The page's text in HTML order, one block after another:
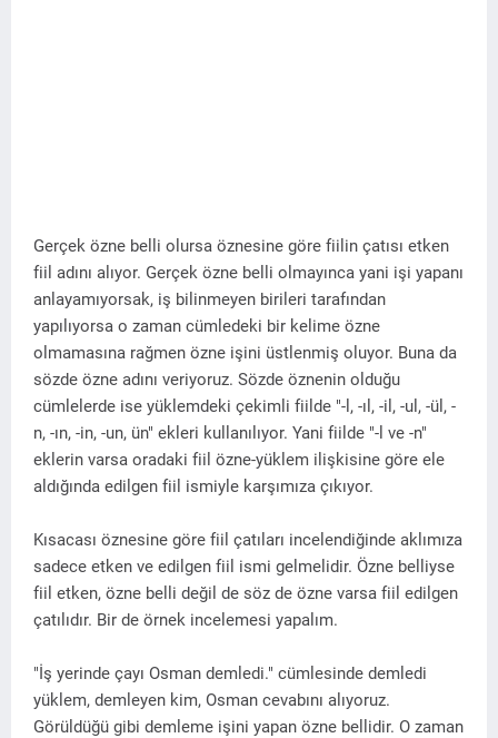
Gerçek özne belli olursa öznesine göre fiilin çatısı etken
fiil adını alıyor. Gerçek özne belli olmayınca yani işi yapanı
anlayamıyorsak, iş bilinmeyen birileri tarafından
yapılıyorsa o zaman cümledeki bir kelime özne
olmamasına rağmen özne işini üstlenmiş oluyor. Buna da
sözde özne adını veriyoruz. Sözde öznenin olduğu
cümlelerde ise yüklemdeki çekimli fiilde "-l, -ıl, -il, -ul, -ül, -
n, -ın, -in, -un, ün" ekleri kullanılıyor. Yani fiilde "-l ve -n"
eklerin varsa oradaki fiil özne-yüklem ilişkisine göre ele
aldığında edilgen fiil ismiyle karşımıza çıkıyor.
Kısacası öznesine göre fiil çatıları incelendiğinde aklımıza
sadece etken ve edilgen fiil ismi gelmelidir. Özne belliyse
fiil etken, özne belli değil de söz de özne varsa fiil edilgen
çatılıdır. Bir de örnek incelemesi yapalım.
"İş yerinde çayı Osman demledi." cümlesinde demledi
yüklem, demleyen kim, Osman cevabını alıyoruz.
Görüldüğü gibi demleme işini yapan özne bellidir. O zaman